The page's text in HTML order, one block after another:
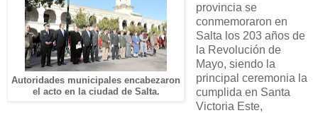
Autoridades municipales encabezaron
el acto en la ciudad de Salta.
provincia se
conmemoraron en
Salta los 203 años de
la Revolución de
Mayo, siendo la
principal ceremonia la
cumplida en Santa
Victoria Este,